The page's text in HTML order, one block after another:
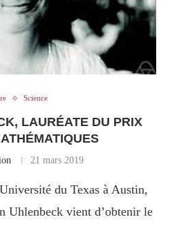
Science
LAURÉATE DU PRIX
21 mars 2019
du Texas à Austin,
Uhlenbeck vient d’obtenir le